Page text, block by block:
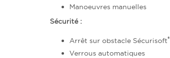
Manoeuvres manuelles
Sécurité :
Arrêt sur obstacle Sécurisoft®
Verrous automatiques